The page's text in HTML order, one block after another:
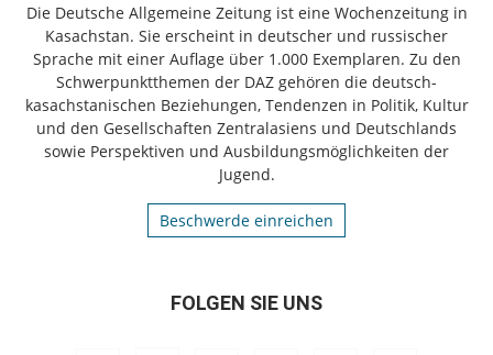
Die Deutsche Allgemeine Zeitung ist eine Wochenzeitung in
Kasachstan. Sie erscheint in deutscher und russischer
Sprache mit einer Auflage über 1.000 Exemplaren. Zu den
Schwerpunktthemen der DAZ gehören die deutsch-
kasachstanischen Beziehungen, Tendenzen in Politik, Kultur
und den Gesellschaften Zentralasiens und Deutschlands
sowie Perspektiven und Ausbildungsmöglichkeiten der
Jugend.
Beschwerde einreichen
FOLGEN SIE UNS